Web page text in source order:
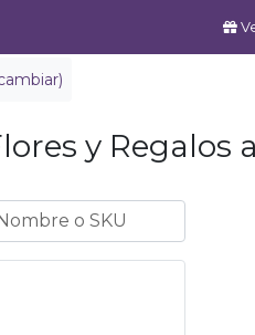
y Regalos